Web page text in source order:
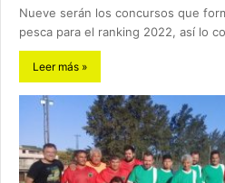
Nueve serán los concursos que
pesca para el ranking 2022, así lo
Leer más »